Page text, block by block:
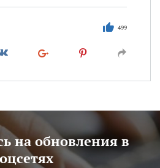
499
на обновления в